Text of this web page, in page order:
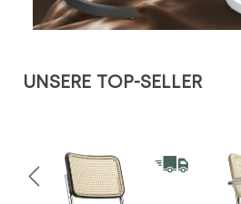
Produktgalerie überspringen
UNSERE TOP-SELLER